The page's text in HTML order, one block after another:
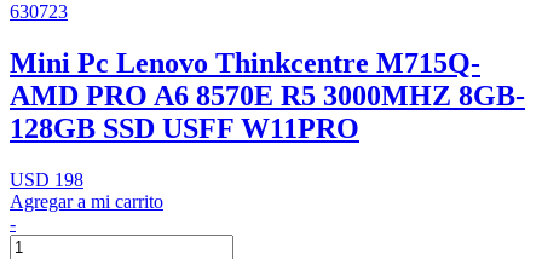
630723
Mini Pc Lenovo Thinkcentre M715Q-
AMD PRO A6 8570E R5 3000MHZ 8GB-
128GB SSD USFF W11PRO
USD 198
Agregar a mi carrito
-